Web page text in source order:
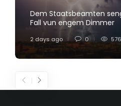
Dem Staatsbeamten
Fall vun engem Dimmer
2 days ago 0 576